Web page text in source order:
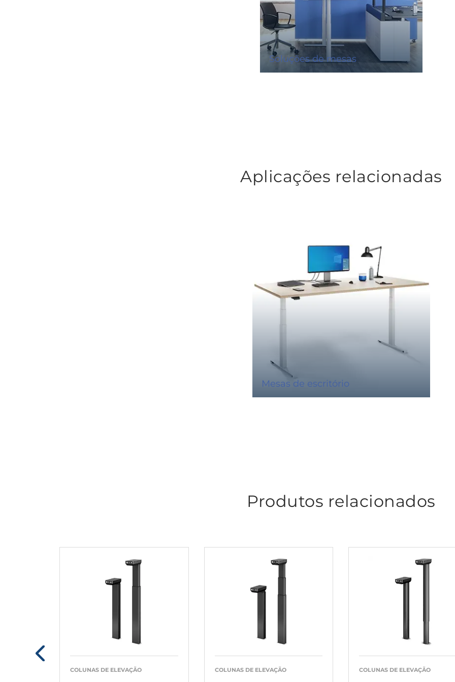
Soluções de mesas
Aplicações relacionadas
Mesas de escritório
Produtos relacionados
COLUNAS DE ELEVAÇÃO COLUNAS DE ELEVAÇÃO COLUNAS DE ELEVAÇÃO